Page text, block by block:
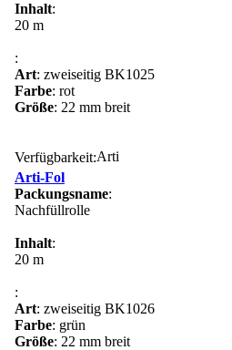
Inhalt:
20 m
:
Art: zweiseitig BK1025
Farbe: rot
Größe: 22 mm breit
Verfügbarkeit:
Arti-Fol
Packungsname:
Nachfüllrolle
Inhalt:
20 m
:
Art: zweiseitig BK1026
Farbe: grün
Größe: 22 mm breit